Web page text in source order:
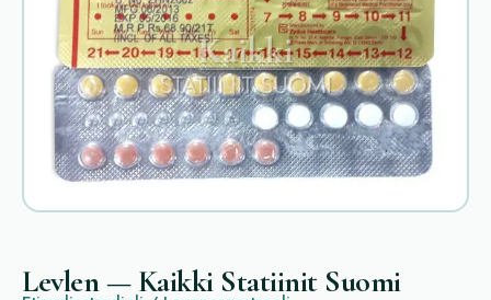
Levlen — Kaikki Statiinit Suomi